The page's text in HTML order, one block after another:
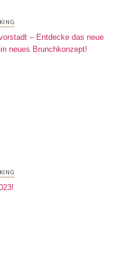
– Entdecke das neue
neues Brunchkonzept!